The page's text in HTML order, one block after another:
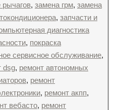
рычагов, замена грм, замена
, запчасти и
диагностика
, покраска
сервисное обслуживание,
dsg, ремонт автономных
, ремонт
, ремонт акпп,
вебасто, ремонт